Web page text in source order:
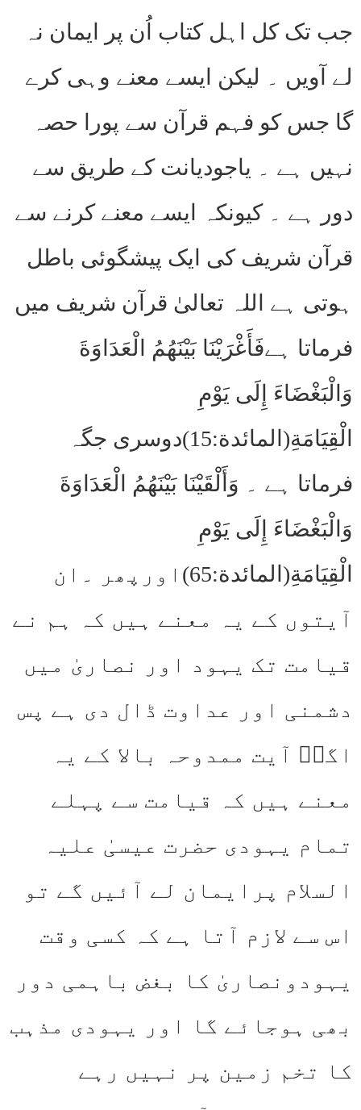
جب تک کل اہل کتاب اُن پر ایمان نہ
لے آویں ۔ لیکن ایسے معنے وہی کرے
گا جس کو فہم قرآن سے پورا حصہ
نہیں ہے ۔ یاجودیانت کے طریق سے
دور ہے ۔ کیونکہ ایسے معنے کرنے سے
قرآن شریف کی ایک پیشگوئی باطل
ہوتی ہے اللہ تعالیٰ قرآن شریف میں
فرماتا ہےفَأَغْرَيْنَا بَيْنَهُمُ الْعَدَاوَةَ
وَالْبَغْضَاءَ إِلَى يَوْمِ
الْقِيَامَةِ(المائدة:15)دوسری جگہ
فرماتا ہے ۔ وَأَلْقَيْنَا بَيْنَهُمُ الْعَدَاوَةَ
وَالْبَغْضَاءَ إِلَى يَوْمِ
الْقِيَامَةِ(المائدة:65)اورپھر ۔ان
آیتوں کے یہ معنے ہیں کہ ہم نے
قیامت تک یہود اور نصاریٰ میں
دشمنی اور عداوت ڈال دی ہے پس
اگرؔ آیت ممدوحہ بالا کے یہ
معنے ہیں کہ قیامت سے پہلے
تمام یہودی حضرت عیسیٰ علیہ
السلام پرایمان لے آئیں گے تو
اس سے لازم آتا ہے کہ کسی وقت
یہودونصاریٰ کا بغض باہمی دور
بھی ہوجائے گا اور یہودی مذہب
کا تخم زمین پر نہیں رہے